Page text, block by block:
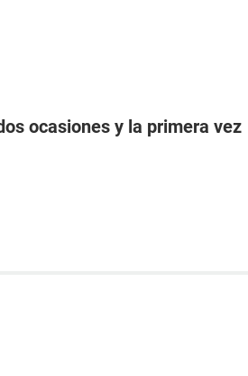
ocasiones y la primera vez